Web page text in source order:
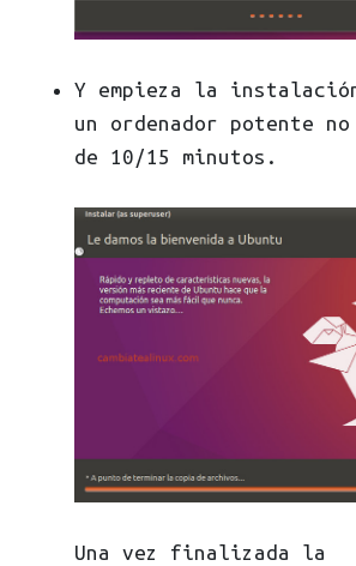
Y empieza la
un ordenador potente no
de 10/15 minutos.
Una vez finalizada la